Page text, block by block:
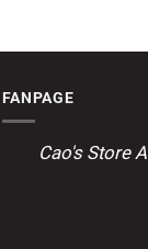
FANPAGE
Cao's Store